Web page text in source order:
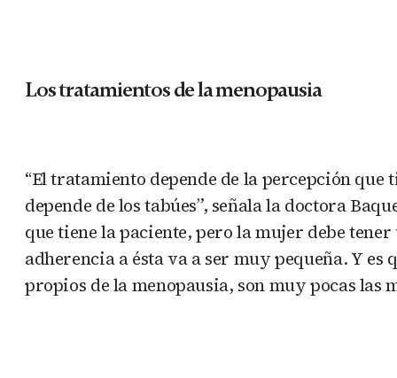
Los tratamientos de la menopausia
“El tratamiento depende de la percepción que
depende de los tabúes”, señala la doctora
que tiene la paciente, pero la mujer debe
adherencia a ésta va a ser muy pequeña. Y
propios de la menopausia, son muy pocas las